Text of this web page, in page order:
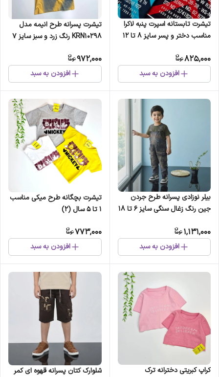
تیشرت تابستانه اسپرت پنبه لاکرا
مناسب دختر و پسر سایز 8 تا 12
825,000
افزودن به سبد
تیشرت پسرانه طرح انیمه مدل
KRN10298 رنگ زرد و سبز سایز 7
972,000
افزودن به سبد
بیلر نوزادی پسرانه طرح جردن
جین رنگ زغال سنگی سایز 6 تا 18
1,131,000
افزودن به سبد
تیشرت بچگانه طرح میکی مناسب
1 تا 5 سال (2)
773,000
افزودن به سبد
کراپ کبریتی دخترانه ترک
شلوارک کتان پسرانه قهوه ای کمر